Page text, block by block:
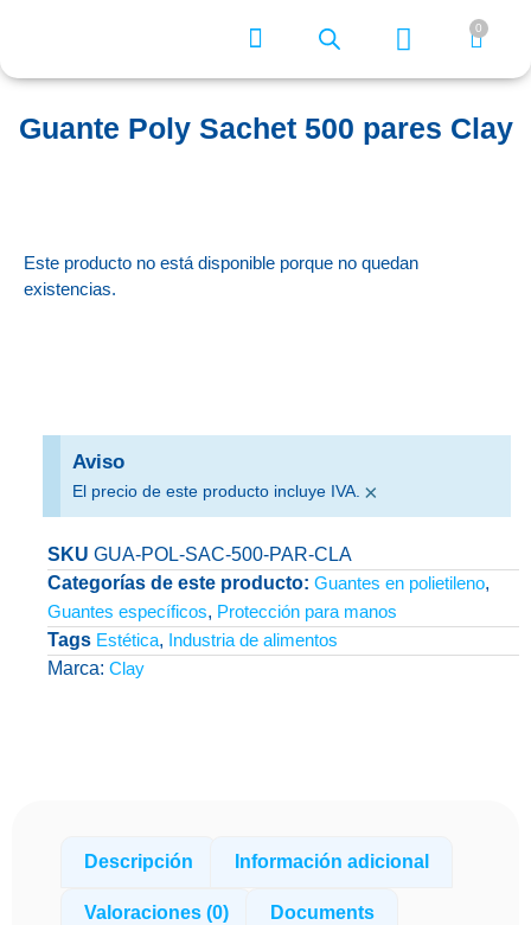
0
Guante Poly Sachet 500 pares Clay
Este producto no está disponible porque no quedan
existencias.
Aviso
El precio de este producto incluye IVA. ×
SKU GUA-POL-SAC-500-PAR-CLA
Categorías de este producto: Guantes en polietileno,
Guantes específicos, Protección para manos
Tags Estética, Industria de alimentos
Marca: Clay
Descripción Información adicional
Valoraciones (0) Documents